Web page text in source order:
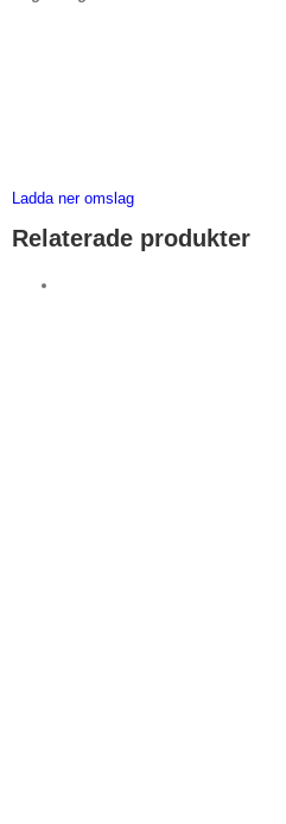
Ladda ner omslag
Relaterade produkter